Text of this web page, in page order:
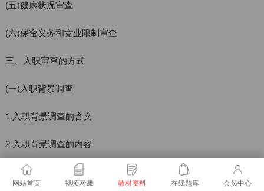
(五)健康状况审查
(六)保密义务和竞业限制审查
三、入职审查的方式
(一)入职背景调查
1.入职背景调查的含义
2.入职背景调查的内容
3.入职背景调查的方法
网站首页 视频网课 教材资料 在线题库 会员中心